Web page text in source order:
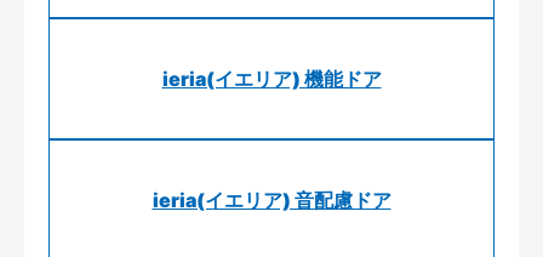
ieria(イエリア) 機能ドア
ieria(イエリア) 音配慮ドア